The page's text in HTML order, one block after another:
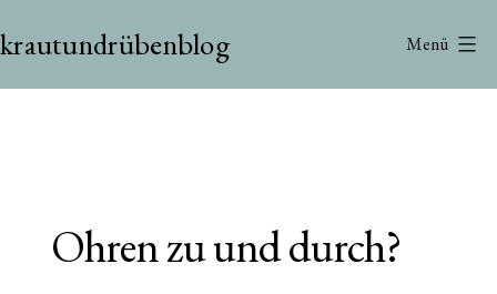
Inhalt
krautundrübenblog Menü
Ohren zu und durch?